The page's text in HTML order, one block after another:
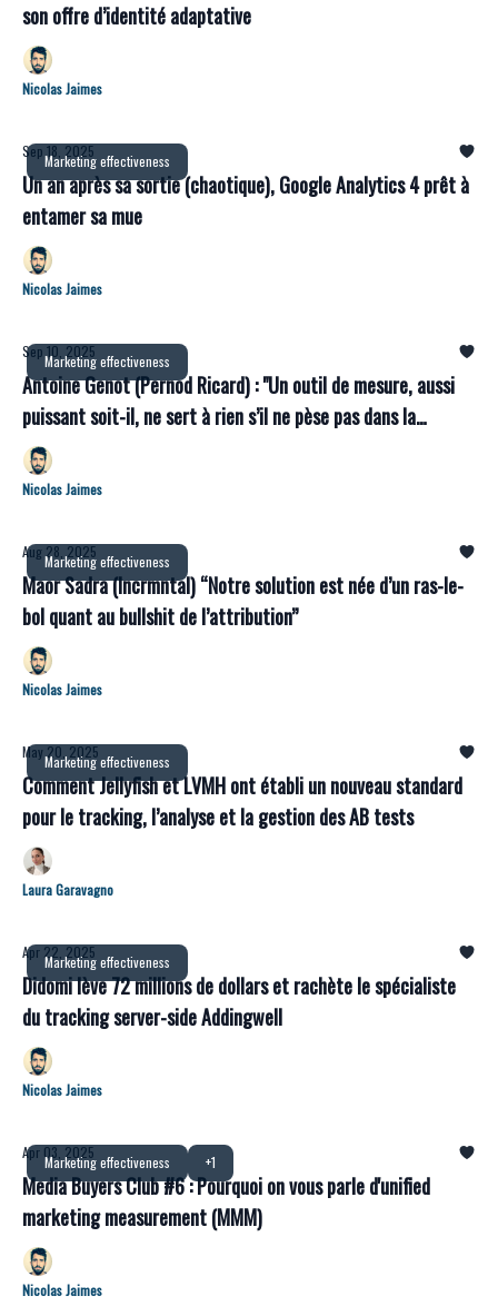
son offre d’identité adaptative
Nicolas Jaimes
Marketing effectiveness
Sep 18, 2025
Un an après sa sortie (chaotique), Google Analytics 4 prêt à
entamer sa mue
Nicolas Jaimes
Marketing effectiveness
Sep 10, 2025
Antoine Genot (Pernod Ricard) : "Un outil de mesure, aussi
puissant soit-il, ne sert à rien s’il ne pèse pas dans la
décision"
Nicolas Jaimes
Marketing effectiveness
Aug 28, 2025
Maor Sadra (Incrmntal) “Notre solution est née d’un ras-le-
bol quant au bullshit de l’attribution”
Nicolas Jaimes
Marketing effectiveness
May 20, 2025
Comment Jellyfish et LVMH ont établi un nouveau standard
pour le tracking, l’analyse et la gestion des AB tests
Laura Garavagno
Marketing effectiveness
Apr 22, 2025
Didomi lève 72 millions de dollars et rachète le spécialiste
du tracking server-side Addingwell
Nicolas Jaimes
Marketing effectiveness +1
Apr 03, 2025
Media Buyers Club #6 : Pourquoi on vous parle d'unified
marketing measurement (MMM)
Nicolas Jaimes